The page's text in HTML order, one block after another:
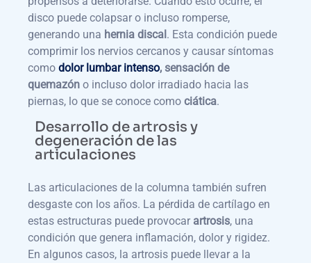
disco puede colapsar o incluso romperse,
generando una hernia discal. Esta condición puede
comprimir los nervios cercanos y causar síntomas
como dolor lumbar intenso, sensación de
quemazón o incluso dolor irradiado hacia las
piernas, lo que se conoce como ciática.
Desarrollo de artrosis y
degeneración de las
articulaciones
Las articulaciones de la columna también sufren
desgaste con los años. La pérdida de cartílago en
estas estructuras puede provocar artrosis, una
condición que genera inflamación, dolor y rigidez.
En algunos casos, la artrosis puede llevar a la